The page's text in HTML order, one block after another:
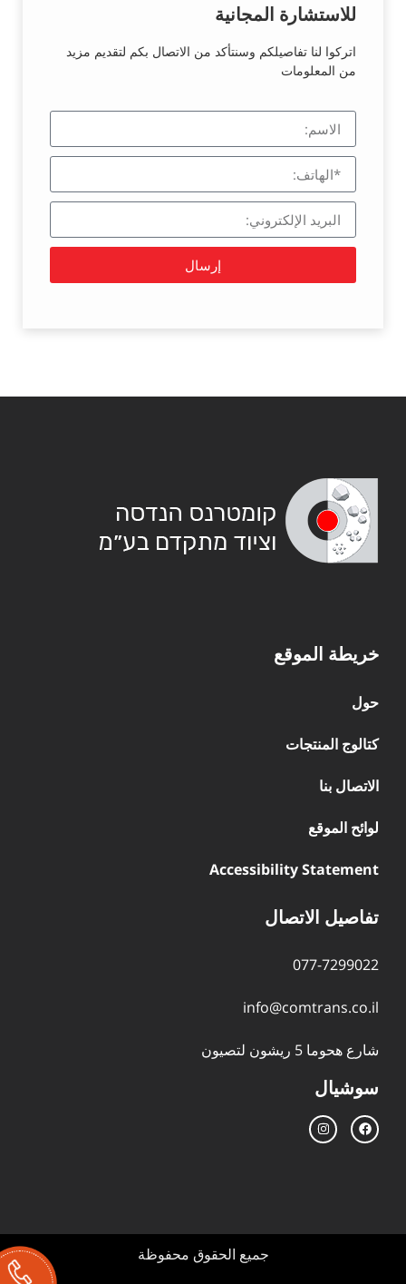
للاستشارة المجانية
اتركوا لنا تفاصيلكم وسنتأكد من الاتصال بكم لتقديم مزيد
من المعلومات
إرسال
خريطة الموقع
حول
كتالوج المنتجات
الاتصال بنا
لوائح الموقع
Accessibility Statement
تفاصيل الاتصال
077-7299022
info@comtrans.co.il
شارع هحوما 5 ريشون لتصيون
سوشيال
جميع الحقوق محفوظة